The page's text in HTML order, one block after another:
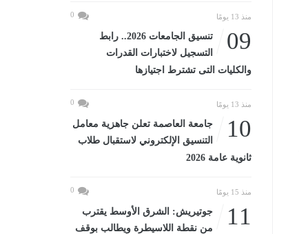
منذ 13 يومًا 0
09
تنسيق الجامعات 2026.. رابط
التسجيل لاختبارات القدرات
والكليات التى تشترط اجتيازها
منذ 13 يومًا 0
10
جامعة العاصمة تعلن جاهزية معامل
التنسيق الإلكتروني لاستقبال طلاب
ثانوية عامة 2026
منذ 15 يومًا 0
11
جوتيريش: الشرق الأوسط يقترب
من نقطة اللاسيطرة ويطالب بوقف